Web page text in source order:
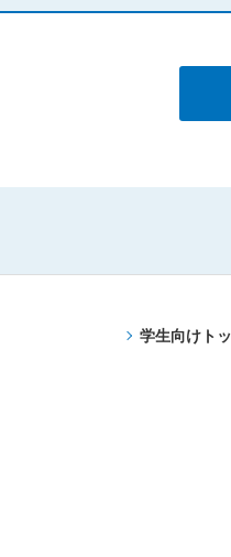
学生向けト